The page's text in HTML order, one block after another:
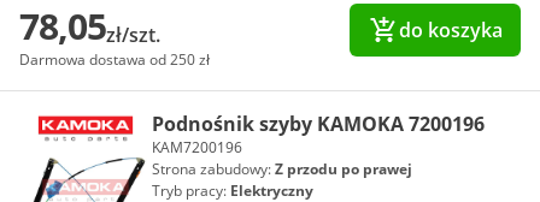
78,05zł/szt.
Darmowa dostawa od 250 zł
do koszyka
Podnośnik szyby KAMOKA 7200196
KAM7200196
Strona zabudowy:Z przodu po prawej
Tryb pracy: Elektryczny